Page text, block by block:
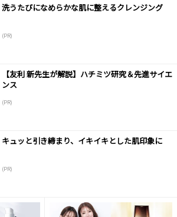
洗うたびになめらかな肌に整えるクレンジング
(PR)
【友利 新先生が解説】ハチミツ研究＆先進サイエ
ンス
(PR)
キュッと引き締まり、イキイキとした肌印象に
(PR)